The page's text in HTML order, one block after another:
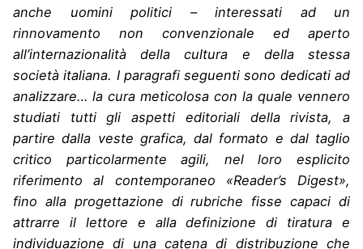
anche uomini politici – interessati ad un
rinnovamento non convenzionale ed aperto
all’internazionalità della cultura e della stessa
società italiana. I paragrafi seguenti sono dedicati ad
analizzare… la cura meticolosa con la quale vennero
studiati tutti gli aspetti editoriali della rivista, a
partire dalla veste grafica, dal formato e dal taglio
critico particolarmente agili, nel loro esplicito
riferimento al contemporaneo «Reader’s Digest»,
fino alla progettazione di rubriche fisse capaci di
attrarre il lettore e alla definizione di tiratura e
individuazione di una catena di distribuzione che